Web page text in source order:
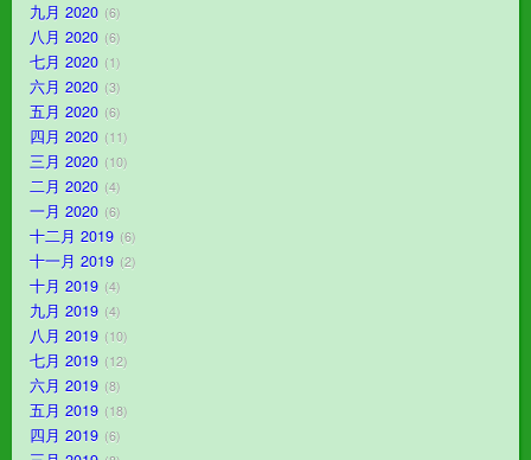
九月 2020 6
八月 2020 6
七月 2020 1
六月 2020 3
五月 2020 6
四月 2020 11
三月 2020 10
二月 2020 4
一月 2020 6
十二月 2019 6
十一月 2019 2
十月 2019 4
九月 2019 4
八月 2019 10
七月 2019 12
六月 2019 8
五月 2019 18
四月 2019 6